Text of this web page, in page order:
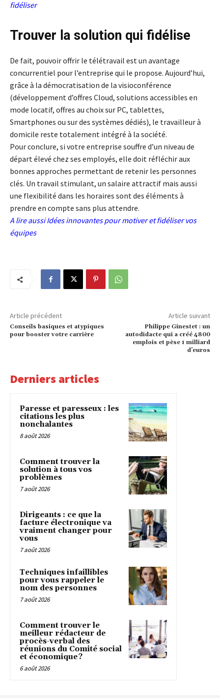
fidéliser
Trouver la solution qui fidélise
De fait, pouvoir offrir le télétravail est un avantage
concurrentiel pour l’entreprise qui le propose. Aujourd’hui,
grâce à la démocratisation de la visioconférence
(développement d’offres Cloud, solutions accessibles en
mode locatif, offres au choix sur PC, tablettes,
Smartphones ou sur des systèmes dédiés), le travailleur à
domicile reste totalement intégré à la société.
Pour conclure, si votre entreprise souffre d’un niveau de
départ élevé chez ses employés, elle doit réfléchir aux
bonnes approches permettant de retenir les personnes
clés. Un travail stimulant, un salaire attractif mais aussi
une flexibilité dans les horaires sont des éléments à
prendre en compte sans plus attendre.
A lire aussiIdées innovantes pour motiver et fidéliser vos
équipes
Article précédent
Conseils basiques et atypiques
pour booster votre carrière
Article suivant
Philippe Ginestet : un
autodidacte qui a créé 4800
emplois et pèse 1 milliard
d’euros
Derniers articles
Paresse et paresseux : les
citations les plus
nonchalantes
8 août 2026
Comment trouver la
solution à tous vos
problèmes
7 août 2026
Dirigeants : ce que la
facture électronique va
vraiment changer pour
vous
7 août 2026
Techniques infaillibles
pour vous rappeler le
nom des personnes
7 août 2026
Comment trouver le
meilleur rédacteur de
procès-verbal des
réunions du Comité social
et économique ?
6 août 2026